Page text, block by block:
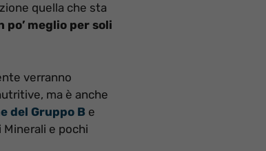
quella che sta
po’ meglio per soli
verranno
ma è anche
del Gruppo B e
e pochi